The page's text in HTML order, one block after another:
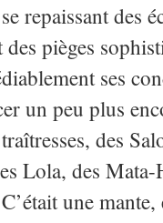
repaissant des
des pièges
ses
un peu plus
des
Lola, des
une